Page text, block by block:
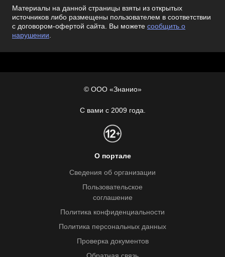
Материалы на данной страницы взяты из открытых
источников либо размещены пользователем в соответствии
с договором-офертой сайта. Вы можете сообщить о
нарушении.
© ООО «Знанио»
С вами с 2009 года.
О портале
Сведения об организации
Пользовательское
соглашение
Политика конфиденциальности
Политика персональных данных
Проверка документов